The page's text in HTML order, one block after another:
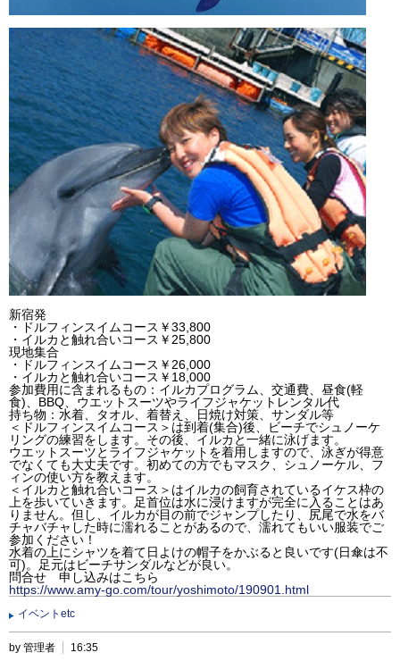
新宿発
・ドルフィンスイムコース￥33,800
・イルカと触れ合いコース￥25,800
現地集合
・ドルフィンスイムコース￥26,000
・イルカと触れ合いコース￥18,000
参加費用に含まれるもの：イルカプログラム、交通費、昼食(軽
食)、BBQ、ウエットスーツやライフジャケットレンタル代
持ち物：水着、タオル、着替え、日焼け対策、サンダル等
＜ドルフィンスイムコース＞は到着(集合)後、ビーチでシュノーケ
リングの練習をします。その後、イルカと一緒に泳げます。
ウエットスーツとライフジャケットを着用しますので、泳ぎが得意
でなくても大丈夫です。初めての方でもマスク、シュノーケル、フ
ィンの使い方を教えます。
＜イルカと触れ合いコース＞はイルカの飼育されているイケス枠の
上を歩いていきます。足首位は水に浸けますが完全に入ることはあ
りません。但し、イルカが目の前でジャンプしたり、尻尾で水をバ
チャバチャした時に濡れることがあるので、濡れてもいい服装でご
参加ください！
水着の上にシャツを着て日よけの帽子をかぶると良いです(日傘は不
可)。足元はビーチサンダルなどが良い。
問合せ 申し込みはこちら
https://www.amy-go.com/tour/yoshimoto/190901.html
イベントetc
by 管理者 16:35